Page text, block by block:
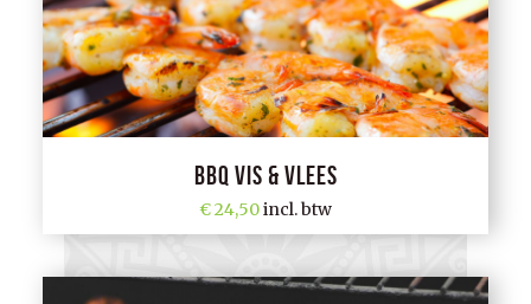
BBQ Vis & Vlees
24,50incl. btw